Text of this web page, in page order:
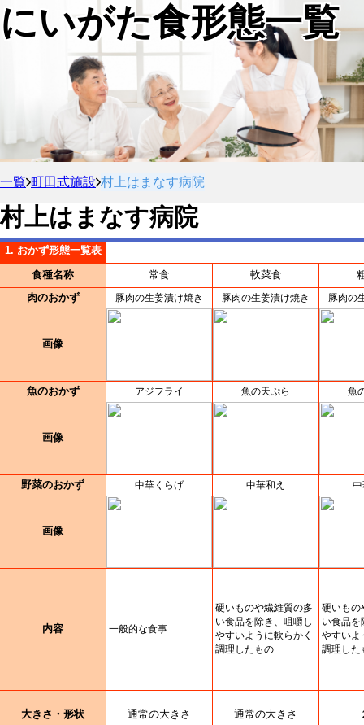
にいがた食形態一覧
一覧 町田式施設 村上はまなす病院
村上はまなす病院